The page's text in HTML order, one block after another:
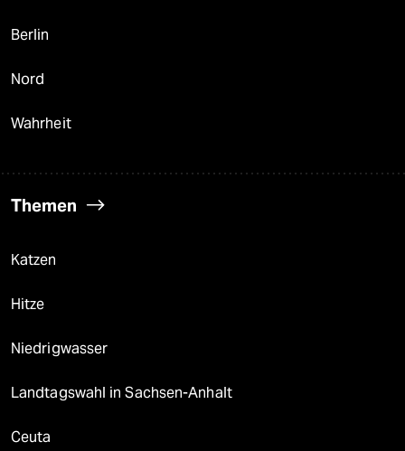
Berlin
Nord
Wahrheit
Themen
Katzen
Hitze
Niedrigwasser
Landtagswahl in Sachsen-Anhalt
Ceuta